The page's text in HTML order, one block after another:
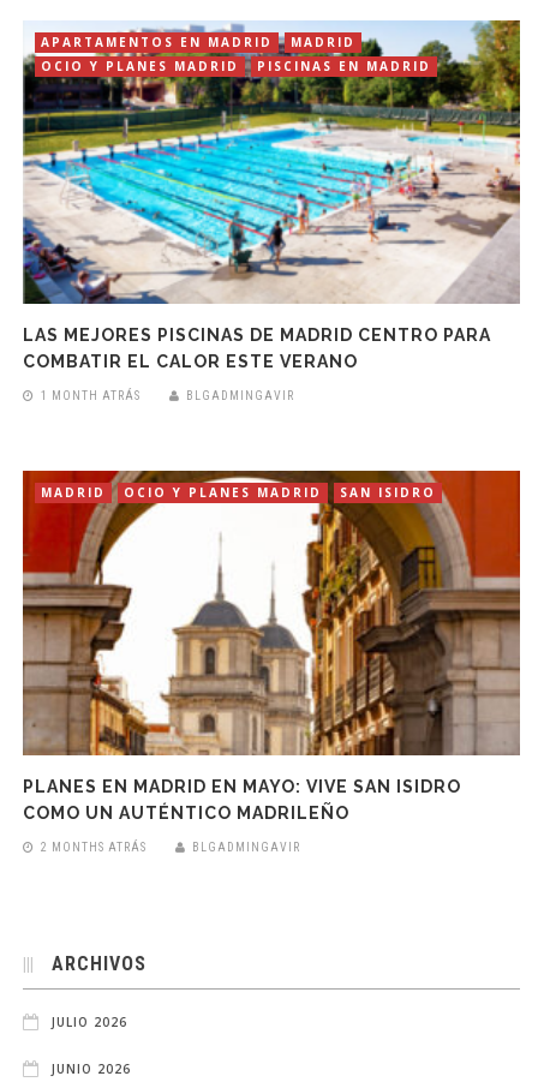
APARTAMENTOS EN MADRID
MADRID
OCIO Y PLANES MADRID
PISCINAS EN MADRID
LAS MEJORES PISCINAS DE MADRID CENTRO PARA
COMBATIR EL CALOR ESTE VERANO
1 MONTH ATRÁS BLGADMINGAVIR
MADRID OCIO Y PLANES MADRID SAN ISIDRO
PLANES EN MADRID EN MAYO: VIVE SAN ISIDRO
COMO UN AUTÉNTICO MADRILEÑO
2 MONTHS ATRÁS BLGADMINGAVIR
ARCHIVOS
JULIO 2026
JUNIO 2026